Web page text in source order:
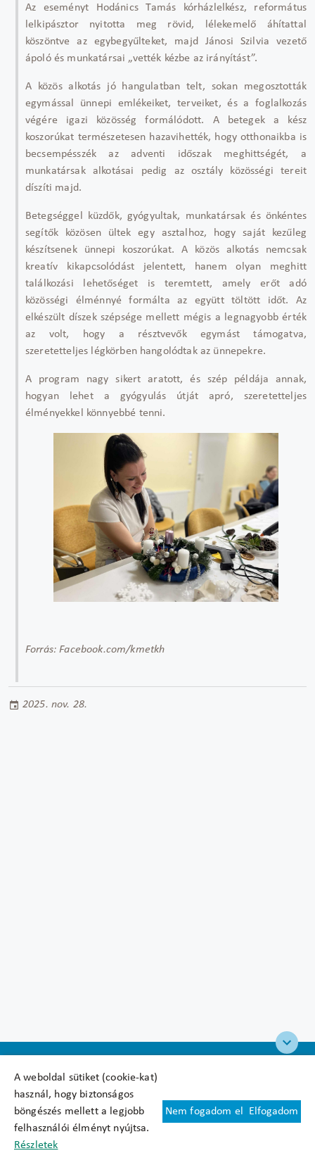
A weboldal sütiket (cookie-kat)
használ, hogy biztonságos
böngészés mellett a legjobb
felhasználói élményt nyújtsa.
Részletek
Nem fogadom el Elfogadom
Az eseményt Hodánics Tamás kórházlelkész, református
lelkipásztor nyitotta meg rövid, lélekemelő áhítattal
köszöntve az egybegyűlteket, majd Jánosi Szilvia vezető
ápoló és munkatársai „vették kézbe az irányítást”.
A közös alkotás jó hangulatban telt, sokan megosztották
egymással ünnepi emlékeiket, terveiket, és a foglalkozás
végére igazi közösség formálódott. A betegek a kész
koszorúkat természetesen hazavihették, hogy otthonaikba is
becsempésszék az adventi időszak meghittségét, a
munkatársak alkotásai pedig az osztály közösségi tereit
díszíti majd.
Betegséggel küzdők, gyógyultak, munkatársak és önkéntes
segítők közösen ültek egy asztalhoz, hogy saját kezűleg
készítsenek ünnepi koszorúkat. A közös alkotás nemcsak
kreatív kikapcsolódást jelentett, hanem olyan meghitt
találkozási lehetőséget is teremtett, amely erőt adó
közösségi élménnyé formálta az együtt töltött időt. Az
elkészült díszek szépsége mellett mégis a legnagyobb érték
az volt, hogy a résztvevők egymást támogatva,
szeretetteljes légkörben hangolódtak az ünnepekre.
A program nagy sikert aratott, és szép példája annak,
hogyan lehet a gyógyulás útját apró, szeretetteljes
élményekkel könnyebbé tenni.
Forrás: Facebook.com/kmetkh
2025. nov. 28.
Felhasználási feltételek